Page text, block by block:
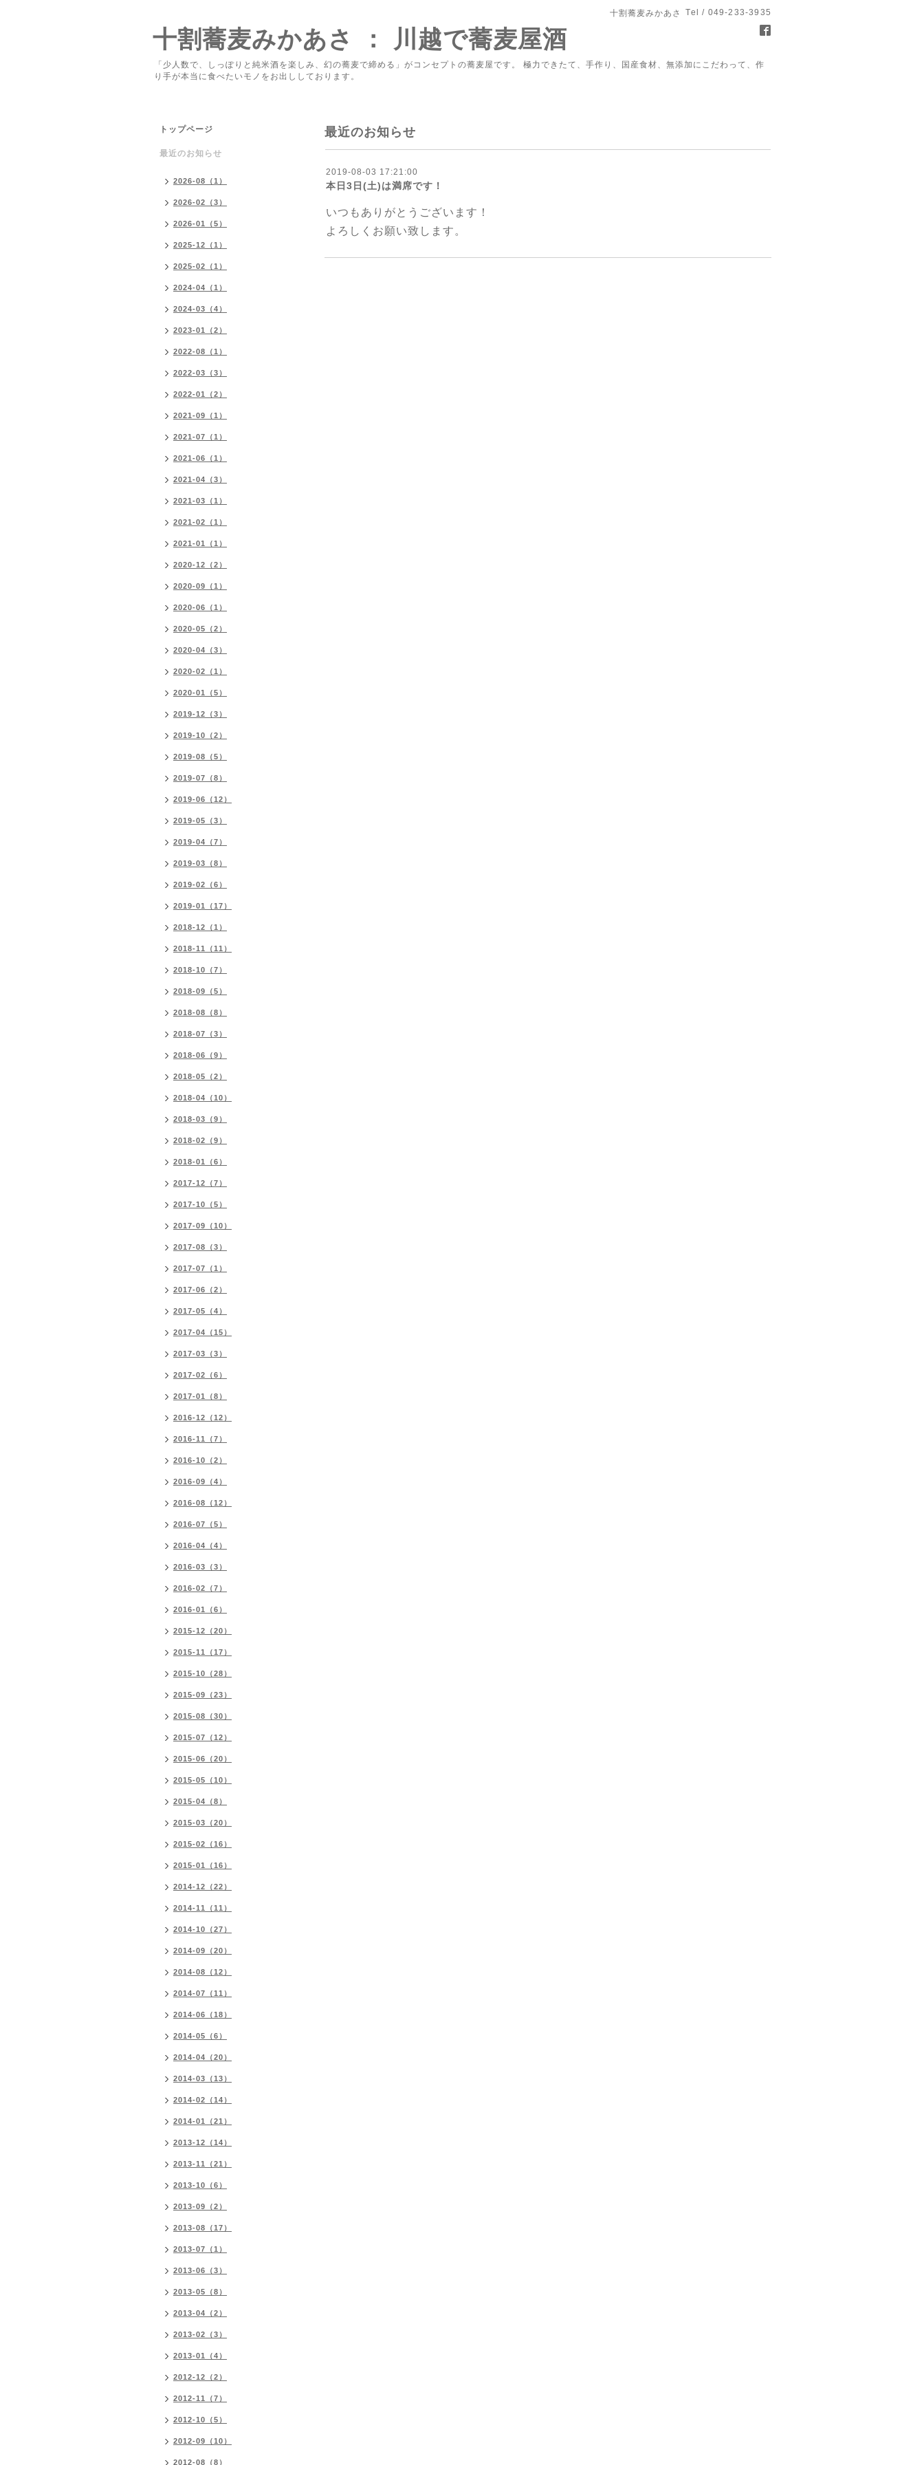
十割蕎麦みかあさ Tel / 049-233-3935
十割蕎麦みかあさ ： 川越で蕎麦屋酒
「少人数で、しっぽりと純米酒を楽しみ、幻の蕎麦で締める」がコンセプトの蕎麦屋です。 極力できたて、手作り、国産食材、無添加にこだわって、作
り手が本当に食べたいモノをお出ししております。
最近のお知らせ
2019-08-03 17:21:00
本日3日(土)は満席です！
いつもありがとうございます！
よろしくお願い致します。
トップページ
最近のお知らせ
2026-08（1）
2026-02（3）
2026-01（5）
2025-12（1）
2025-02（1）
2024-04（1）
2024-03（4）
2023-01（2）
2022-08（1）
2022-03（3）
2022-01（2）
2021-09（1）
2021-07（1）
2021-06（1）
2021-04（3）
2021-03（1）
2021-02（1）
2021-01（1）
2020-12（2）
2020-09（1）
2020-06（1）
2020-05（2）
2020-04（3）
2020-02（1）
2020-01（5）
2019-12（3）
2019-10（2）
2019-08（5）
2019-07（8）
2019-06（12）
2019-05（3）
2019-04（7）
2019-03（8）
2019-02（6）
2019-01（17）
2018-12（1）
2018-11（11）
2018-10（7）
2018-09（5）
2018-08（8）
2018-07（3）
2018-06（9）
2018-05（2）
2018-04（10）
2018-03（9）
2018-02（9）
2018-01（6）
2017-12（7）
2017-10（5）
2017-09（10）
2017-08（3）
2017-07（1）
2017-06（2）
2017-05（4）
2017-04（15）
2017-03（3）
2017-02（6）
2017-01（8）
2016-12（12）
2016-11（7）
2016-10（2）
2016-09（4）
2016-08（12）
2016-07（5）
2016-04（4）
2016-03（3）
2016-02（7）
2016-01（6）
2015-12（20）
2015-11（17）
2015-10（28）
2015-09（23）
2015-08（30）
2015-07（12）
2015-06（20）
2015-05（10）
2015-04（8）
2015-03（20）
2015-02（16）
2015-01（16）
2014-12（22）
2014-11（11）
2014-10（27）
2014-09（20）
2014-08（12）
2014-07（11）
2014-06（18）
2014-05（6）
2014-04（20）
2014-03（13）
2014-02（14）
2014-01（21）
2013-12（14）
2013-11（21）
2013-10（6）
2013-09（2）
2013-08（17）
2013-07（1）
2013-06（3）
2013-05（8）
2013-04（2）
2013-02（3）
2013-01（4）
2012-12（2）
2012-11（7）
2012-10（5）
2012-09（10）
2012-08（8）